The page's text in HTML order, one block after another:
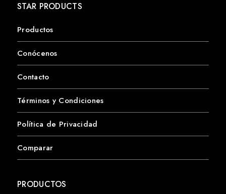
STAR PRODUCTS
Productos
Conócenos
Contacto
Términos y Condiciones
Política de Privacidad
Comparar
PRODUCTOS